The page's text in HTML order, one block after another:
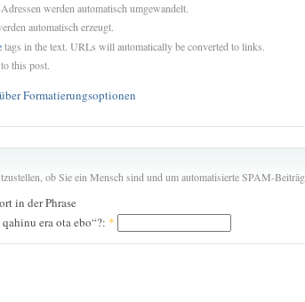
werden automatisch umgewandelt.
automatisch erzeugt.
tags in the text. URLs will automatically be converted to links.
this post.
Formatierungsoptionen
ob Sie ein Mensch sind und um automatisierte SPAM-
in der Phrase
era ota ebo“?: *